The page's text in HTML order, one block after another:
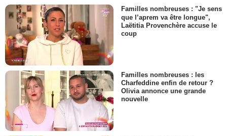
Familles nombreuses : "Je sens
que l’aprem va être longue",
Laëtitia Provenchère accuse le
coup
Familles nombreuses : les
Charfeddine enfin de retour ?
Olivia annonce une grande
nouvelle